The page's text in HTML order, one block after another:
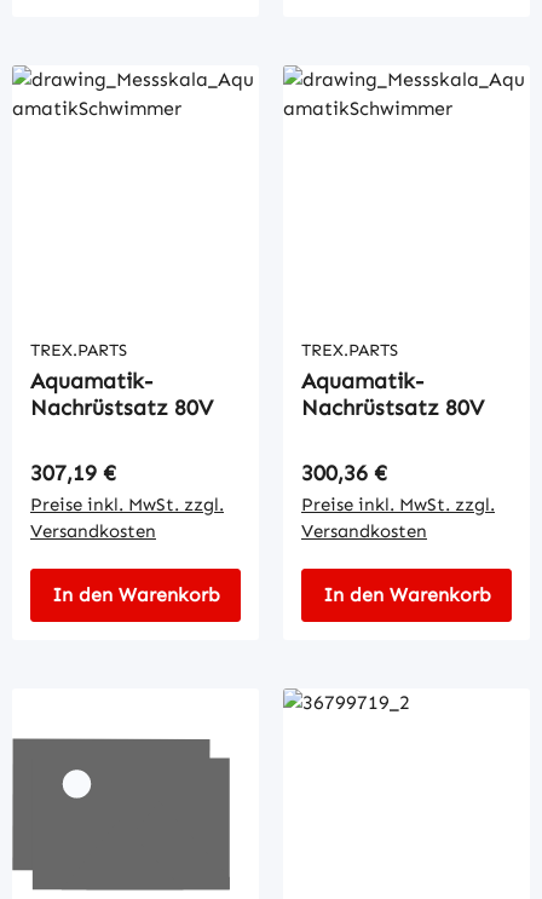
TREX.PARTS
Aquamatik-
Nachrüstsatz 80V
Regulärer Preis:
307,19 €
Preise inkl. MwSt. zzgl.
Versandkosten
In den Warenkorb
TREX.PARTS
Aquamatik-
Nachrüstsatz 80V
Regulärer Preis:
300,36 €
Preise inkl. MwSt. zzgl.
Versandkosten
In den Warenkorb